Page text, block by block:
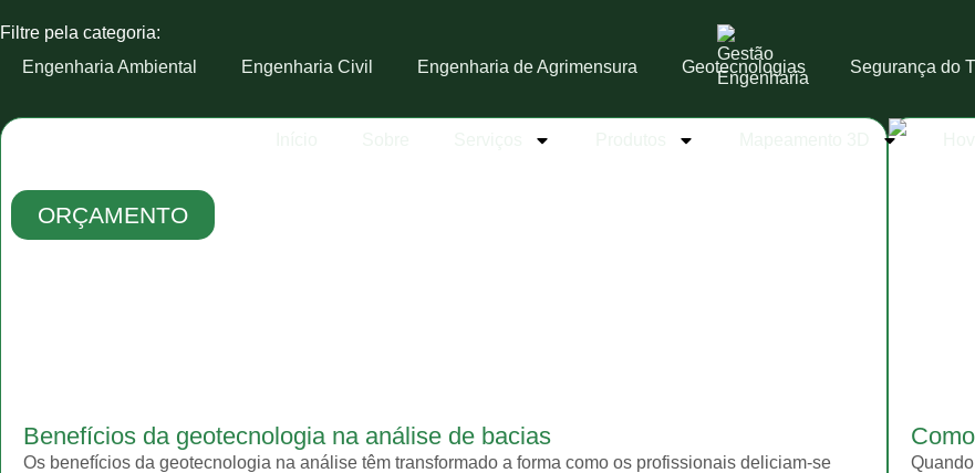
ORÇAMENTO
Filtre pela categoria:
Engenharia Ambiental
Engenharia Civil Engenharia de Agrimensura Geotecnologias Segurança do
Benefícios da geotecnologia na análise de bacias
Os benefícios da geotecnologia na análise têm transformado a forma como os profissionais deliciam-se